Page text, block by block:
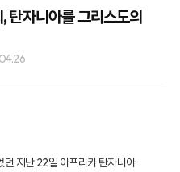
탄자니아를 그리스도의
지난 22일 아프리카 탄자니아